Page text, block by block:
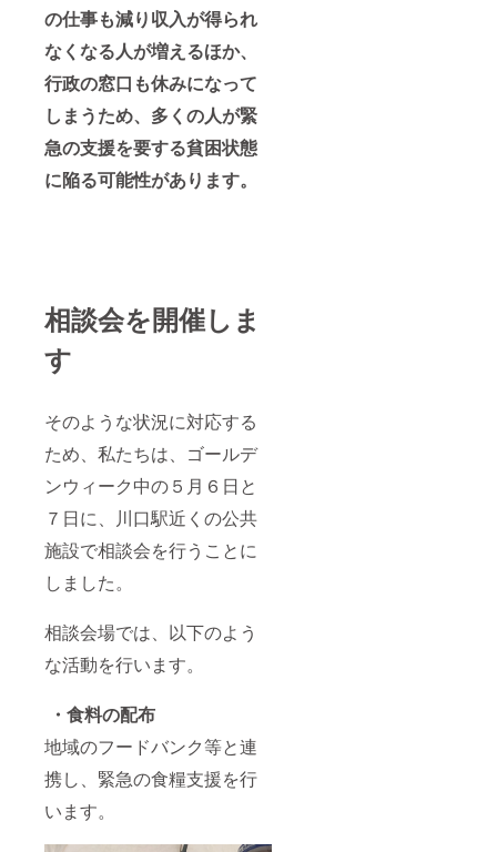
の仕事も減り収入が得られ
なくなる人が増えるほか、
行政の窓口も休みになって
しまうため、多くの人が緊
急の支援を要する貧困状態
に陥る可能性があります。
相談会を開催しま
す
そのような状況に対応する
ため、私たちは、ゴールデ
ンウィーク中の５月６日と
７日に、川口駅近くの公共
施設で相談会を行うことに
しました。
相談会場では、以下のよう
な活動を行います。
・食料の配布
地域のフードバンク等と連
携し、緊急の食糧支援を行
います。